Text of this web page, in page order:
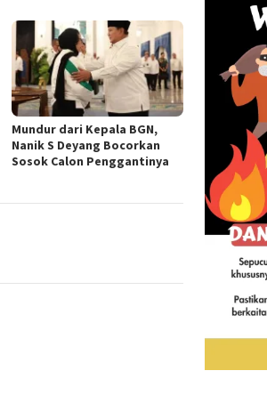
Mundur dari Kepala BGN,
Nanik S Deyang Bocorkan
Sosok Calon Penggantinya